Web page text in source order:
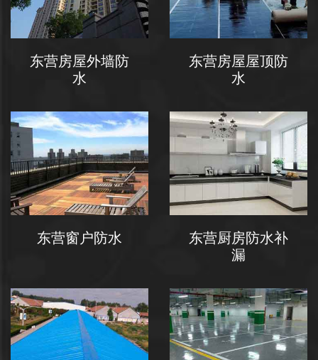
东营房屋外墙防
水
东营房屋屋顶防
水
东营窗户防水
东营厨房防水补
漏